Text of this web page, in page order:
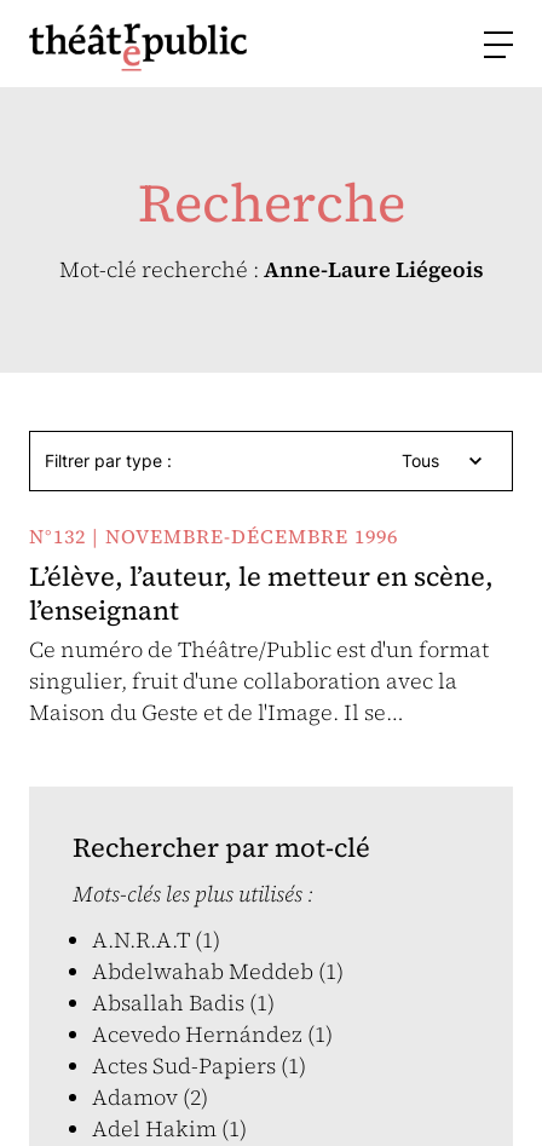
Recherche
Mot-clé recherché : Anne-Laure Liégeois
Filtrer par type : Tous
N°132 | NOVEMBRE-DÉCEMBRE 1996
L’élève, l’auteur, le metteur en scène,
l’enseignant
Ce numéro de Théâtre/Public est d'un format
singulier, fruit d'une collaboration avec la
Maison du Geste et de l'Image. Il se…
Rechercher par mot-clé
Mots-clés les plus utilisés :
A.N.R.A.T (1)
Abdelwahab Meddeb (1)
Absallah Badis (1)
Acevedo Hernández (1)
Actes Sud-Papiers (1)
Adamov (2)
Adel Hakim (1)